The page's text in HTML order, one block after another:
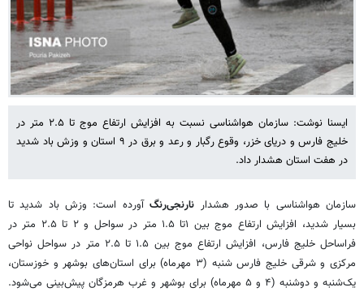
ایسنا نوشت: سازمان هواشناسی نسبت به افزایش ارتفاع موج تا ۲.۵ متر در
خلیج فارس و دریای خزر، وقوع رگبار و رعد و برق در ۹ استان و وزش باد شدید
در هفت استان هشدار داد.
سازمان هواشناسی با صدور هشدار نارنجی‌رنگآورده است: وزش باد شدید تا
بسیار شدید، افزایش ارتفاع موج بین ۱تا ۱.۵ متر در سواحل و ۲ تا ۲.۵ متر در
فراساحل خلیج فارس، افزایش ارتفاع موج بین ۱.۵ تا ۲.۵ متر در سواحل نواحی
مرکزی و شرقی خلیج فارس شنبه (۳ مهرماه) برای استان‌های بوشهر و خوزستان،
یک‌شنبه و دوشنبه (۴ و ۵ مهرماه) برای بوشهر و غرب هرمزگان پیش‌بینی می‌شود.